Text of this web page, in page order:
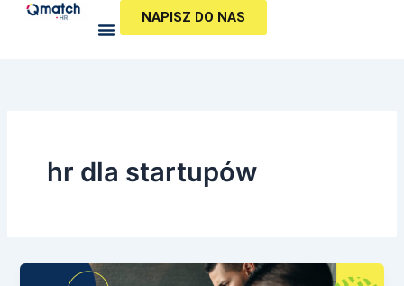
Przejdź
NAPISZ DO NAS
hr dla startupów